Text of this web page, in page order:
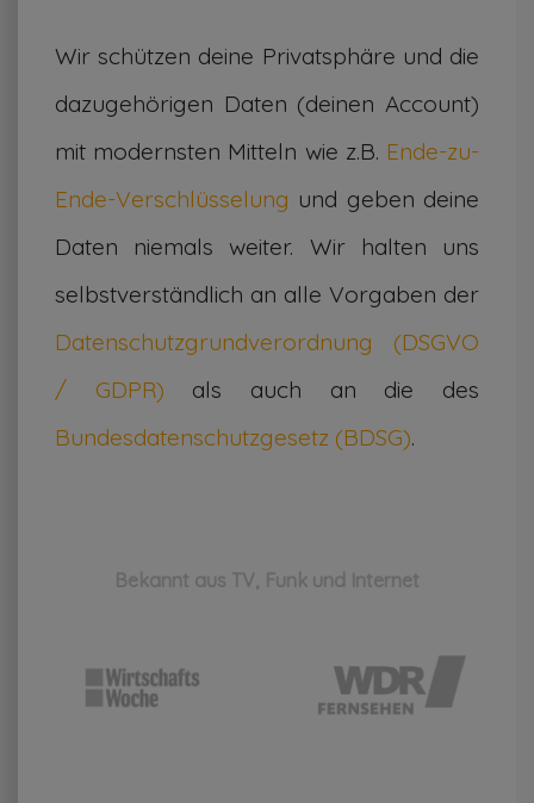
Wir schützen deine Privatsphäre und die
dazugehörigen Daten (deinen Account)
mit modernsten Mitteln wie z.B. Ende-zu-
Ende-Verschlüsselung und geben deine
Daten niemals weiter. Wir halten uns
selbstverständlich an alle Vorgaben der
Datenschutzgrundverordnung (DSGVO
/ GDPR) als auch an die des
Bundesdatenschutzgesetz (BDSG).
Bekannt aus TV, Funk und Internet